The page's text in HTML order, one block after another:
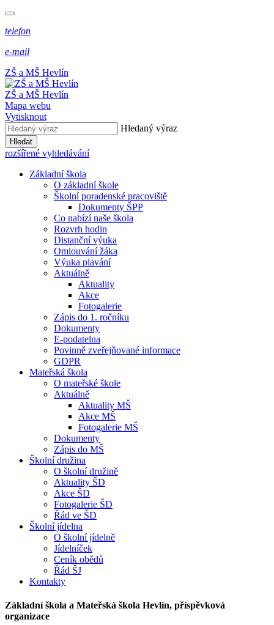
telefon
e-mail
ZŠ a MŠ Hevlín
ZŠ a MŠ Hevlín
Mapa webu
Vytisknout
Hledaný výraz
Hledat
rozšířené vyhledávání
Základní škola
O základní škole
Školní poradenské pracoviště
Dokumenty ŠPP
Co nabízí naše škola
Rozvrh hodin
Distanční výuka
Omlouvání žáka
Výuka plavání
Aktuálně
Aktuality
Akce
Fotogalerie
Zápis do 1. ročníku
Dokumenty
E-podatelna
Povinně zveřejňované informace
GDPR
Mateřská škola
O mateřské škole
Aktuálně
Aktuality MŠ
Akce MŠ
Fotogalerie MŠ
Dokumenty
Zápis do MŠ
Školní družina
O školní družině
Aktuality ŠD
Akce ŠD
Fotogalerie ŠD
Řád ve ŠD
Školní jídelna
O školní jídelně
Jídelníček
Ceník obědů
Řád ŠJ
Kontakty
Základní škola a Mateřská škola Hevlín, příspěvková
organizace